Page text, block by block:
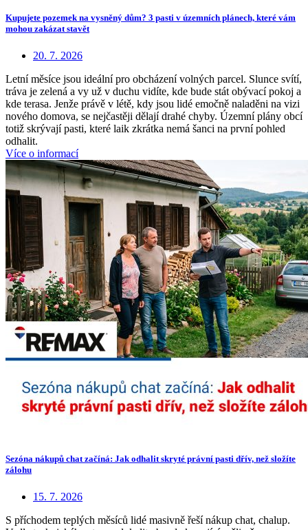
Kupujete pozemek na vysněný dům? 3 pasti v územních plánech, které vám
mohou zakázat stavět
20. 7. 2026
Letní měsíce jsou ideální pro obcházení volných parcel. Slunce svítí,
tráva je zelená a vy už v duchu vidíte, kde bude stát obývací pokoj a
kde terasa. Jenže právě v létě, kdy jsou lidé emočně naladěni na vizi
nového domova, se nejčastěji dělají drahé chyby. Územní plány obcí
totiž skrývají pasti, které laik zkrátka nemá šanci na první pohled
odhalit.
Více o informací
Sezóna nákupů chat začíná: Jak odhalit skryté právní pasti dřív, než složíte
zálohu
15. 7. 2026
S příchodem teplých měsíců lidé masivně řeší nákup chat, chalup.